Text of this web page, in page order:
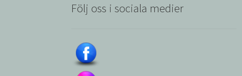
Följ oss i sociala medier